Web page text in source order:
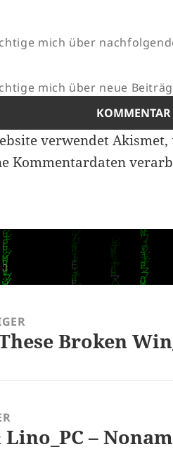
mich über
mich über neue
verwendet
Kommentardaten
Broken
–